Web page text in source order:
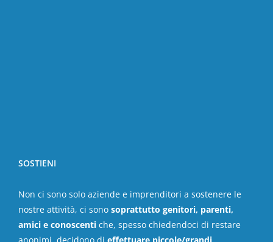
SOSTIENI
Non ci sono solo aziende e imprenditori a sostenere le
nostre attività, ci sono soprattutto genitori, parenti,
amici e conoscenti che, spesso chiedendoci di restare
anonimi, decidono di effettuare piccole/grandi